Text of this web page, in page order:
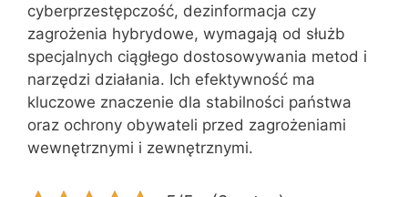
cyberprzestępczość, dezinformacja czy
zagrożenia hybrydowe, wymagają od służb
specjalnych ciągłego dostosowywania metod i
narzędzi działania. Ich efektywność ma
kluczowe znaczenie dla stabilności państwa
oraz ochrony obywateli przed zagrożeniami
wewnętrznymi i zewnętrznymi.